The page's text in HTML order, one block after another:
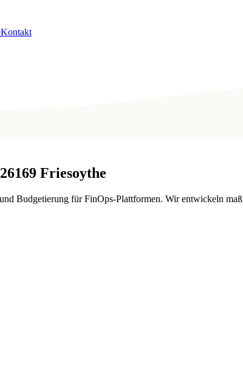
Kontakt
26169 Friesoythe
Budgetierung für FinOps-Plattformen. Wir entwickeln